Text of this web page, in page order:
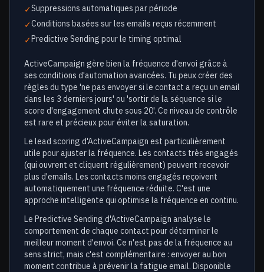
✓Suppressions automatiques par période
✓Conditions basées sur les emails reçus récemment
✓Predictive Sending pour le timing optimal
ActiveCampaign gère bien la fréquence d'envoi grâce à
ses conditions d'automation avancées. Tu peux créer des
règles du type 'ne pas envoyer si le contact a reçu un email
dans les 3 derniers jours' ou 'sortir de la séquence si le
score d'engagement chute sous 20'. Ce niveau de contrôle
est rare et précieux pour éviter la saturation.
Le lead scoring d'ActiveCampaign est particulièrement
utile pour ajuster la fréquence. Les contacts très engagés
(qui ouvrent et cliquent régulièrement) peuvent recevoir
plus d'emails. Les contacts moins engagés reçoivent
automatiquement une fréquence réduite. C'est une
approche intelligente qui optimise la fréquence en continu.
Le Predictive Sending d'ActiveCampaign analyse le
comportement de chaque contact pour déterminer le
meilleur moment d'envoi. Ce n'est pas de la fréquence au
sens strict, mais c'est complémentaire : envoyer au bon
moment contribue à prévenir la fatigue email. Disponible